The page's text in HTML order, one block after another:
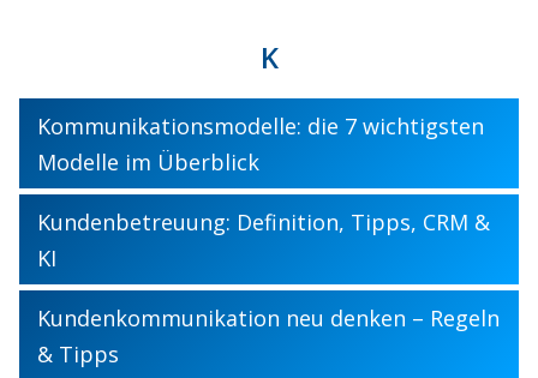
K
Kommunikationsmodelle: die 7 wichtigsten
Modelle im Überblick
Kundenbetreuung: Definition, Tipps, CRM &
KI
Kundenkommunikation neu denken – Regeln
& Tipps